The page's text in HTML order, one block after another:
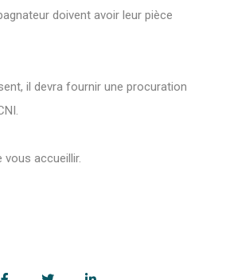
doivent avoir leur pièce
il devra fournir une procuration
vous accueillir.